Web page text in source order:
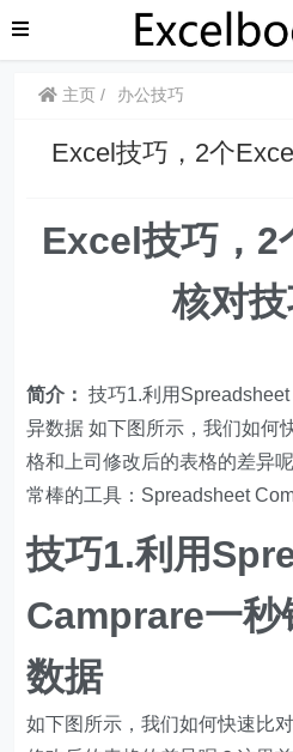
主页 办公技巧
Excel技巧，​​2个
Excel技巧，​​ 2
核对技
简介：
技巧1.利用
异数据 如下图所示，我们如何
格和上司修改后的表格的差异
常棒的工具：Spreadsheet
技巧1.利用
Camprare一秒
数据
如下图所示，我们如何快速比